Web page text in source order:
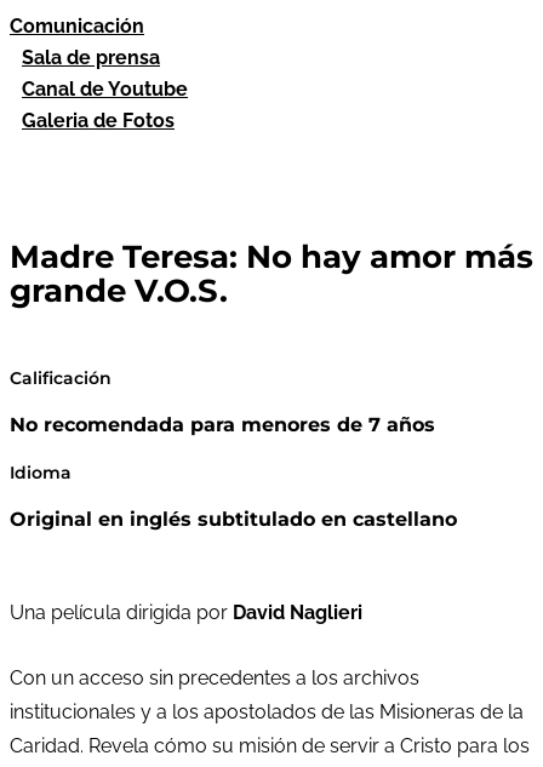
Comunicación
Sala de prensa
Canal de Youtube
Galeria de Fotos
Madre Teresa: No hay amor más
grande V.O.S.
Calificación
No recomendada para menores de 7 años
Idioma
Original en inglés subtitulado en castellano
Una película dirigida por David Naglieri
Con un acceso sin precedentes a los archivos
institucionales y a los apostolados de las Misioneras de la
Caridad. Revela cómo su misión de servir a Cristo para los